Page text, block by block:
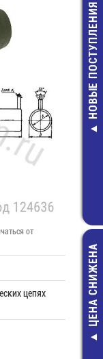
NT-10A
колодка 10 мм2,
НОВЫЕ ПОСТУПЛЕНИЯ
ЦЕНА СНИЖЕНА
от
цепях